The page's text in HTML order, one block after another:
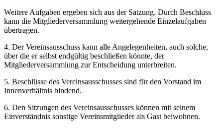
Weitere Aufgaben ergeben sich aus der Satzung. Durch Beschluss
kann die Mitgliederversammlung weitergehende Einzelaufgaben
übertragen.
4. Der Vereinsausschuss kann alle Angelegenheiten, auch solche,
über die er selbst endgültig beschließen könnte, der
Mitgliederversammlung zur Entscheidung unterbreiten.
5. Beschlüsse des Vereinsausschusses sind für den Vorstand im
Innenverhältnis bindend.
6. Den Sitzungen des Vereinsausschusses können mit seinem
Einverständnis sonstige Vereinsmitglieder als Gast beiwohnen.